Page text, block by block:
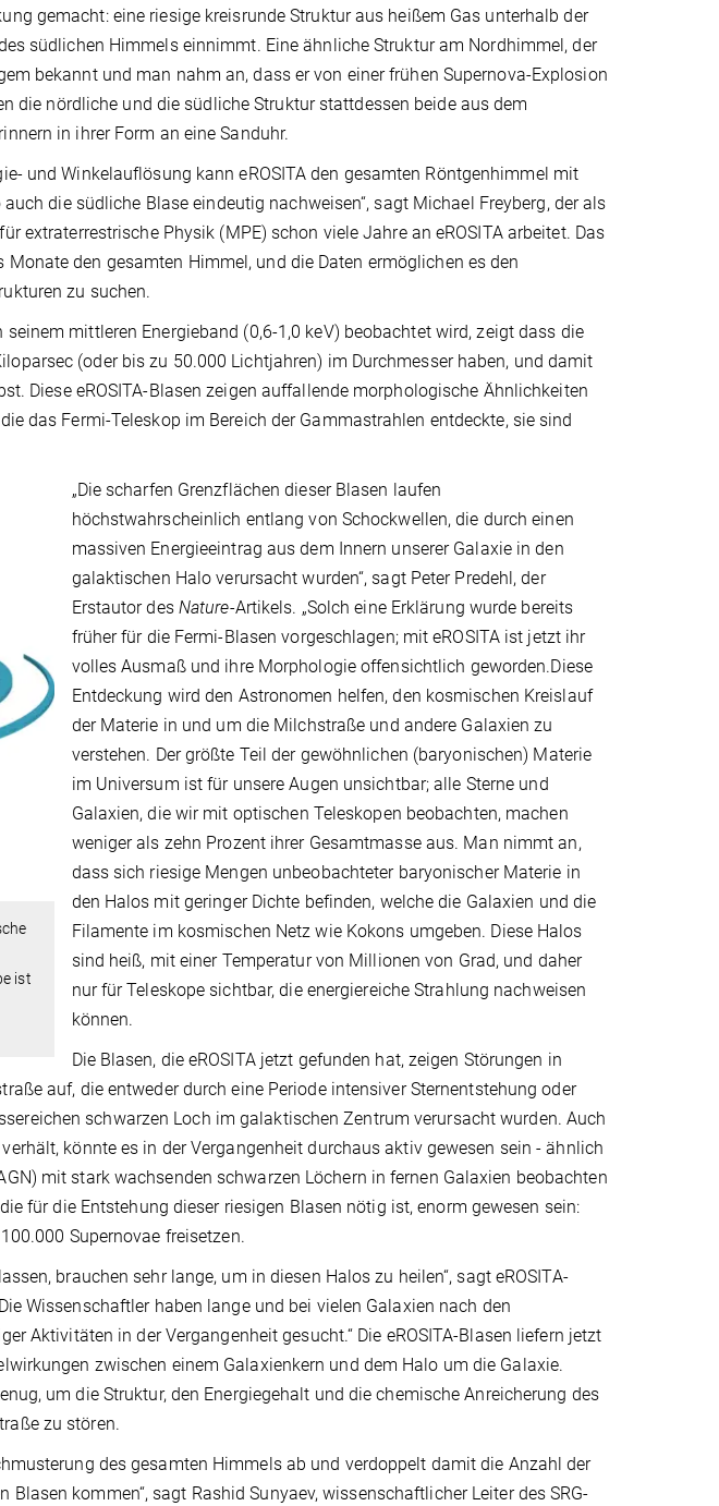
gemacht: eine riesige kreisrunde Struktur aus heißem Gas unterhalb der
südlichen Himmels einnimmt. Eine ähnliche Struktur am Nordhimmel, der
bekannt und man nahm an, dass er von einer frühen Supernova-Explosion
die nördliche und die südliche Struktur stattdessen beide aus dem
in ihrer Form an eine Sanduhr.
und Winkelauflösung kann eROSITA den gesamten Röntgenhimmel mit
die südliche Blase eindeutig nachweisen“, sagt Michael Freyberg, der als
extraterrestrische Physik (MPE) schon viele Jahre an eROSITA arbeitet. Das
den gesamten Himmel, und die Daten ermöglichen es den
zu suchen.
seinem mittleren Energieband (0,6-1,0 keV) beobachtet wird, zeigt dass die
(oder bis zu 50.000 Lichtjahren) im Durchmesser haben, und damit
Diese eROSITA-Blasen zeigen auffallende morphologische Ähnlichkeiten
das Fermi-Teleskop im Bereich der Gammastrahlen entdeckte, sie sind
ist
„Die scharfen Grenzflächen dieser Blasen laufen
höchstwahrscheinlich entlang von Schockwellen, die durch einen
massiven Energieeintrag aus dem Innern unserer Galaxie in den
galaktischen Halo verursacht wurden“, sagt Peter Predehl, der
Erstautor des Nature-Artikels. „Solch eine Erklärung wurde bereits
früher für die Fermi-Blasen vorgeschlagen; mit eROSITA ist jetzt ihr
volles Ausmaß und ihre Morphologie offensichtlich geworden.Diese
Entdeckung wird den Astronomen helfen, den kosmischen Kreislauf
der Materie in und um die Milchstraße und andere Galaxien zu
verstehen. Der größte Teil der gewöhnlichen (baryonischen) Materie
im Universum ist für unsere Augen unsichtbar; alle Sterne und
Galaxien, die wir mit optischen Teleskopen beobachten, machen
weniger als zehn Prozent ihrer Gesamtmasse aus. Man nimmt an,
dass sich riesige Mengen unbeobachteter baryonischer Materie in
den Halos mit geringer Dichte befinden, welche die Galaxien und die
Filamente im kosmischen Netz wie Kokons umgeben. Diese Halos
sind heiß, mit einer Temperatur von Millionen von Grad, und daher
nur für Teleskope sichtbar, die energiereiche Strahlung nachweisen
können.
Die Blasen, die eROSITA jetzt gefunden hat, zeigen Störungen in
auf, die entweder durch eine Periode intensiver Sternentstehung oder
schwarzen Loch im galaktischen Zentrum verursacht wurden. Auch
könnte es in der Vergangenheit durchaus aktiv gewesen sein - ähnlich
mit stark wachsenden schwarzen Löchern in fernen Galaxien beobachten
für die Entstehung dieser riesigen Blasen nötig ist, enorm gewesen sein:
Supernovae freisetzen.
brauchen sehr lange, um in diesen Halos zu heilen“, sagt eROSITA-
Wissenschaftler haben lange und bei vielen Galaxien nach den
Aktivitäten in der Vergangenheit gesucht.“ Die eROSITA-Blasen liefern jetzt
zwischen einem Galaxienkern und dem Halo um die Galaxie.
um die Struktur, den Energiegehalt und die chemische Anreicherung des
zu stören.
des gesamten Himmels ab und verdoppelt damit die Anzahl der
Blasen kommen“, sagt Rashid Sunyaev, wissenschaftlicher Leiter des SRG-